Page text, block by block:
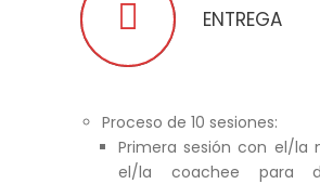
ENTREGA
Proceso de 10 sesiones:
Primera sesión con el/la
el/la coachee para